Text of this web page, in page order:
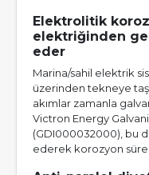
Elektrolitik
elektriğinden
eder
Marina/sahil elektrik
üzerinden tekneye
akımlar zamanla
Victron Energy
(GDI000032000), bu
ederek korozyon